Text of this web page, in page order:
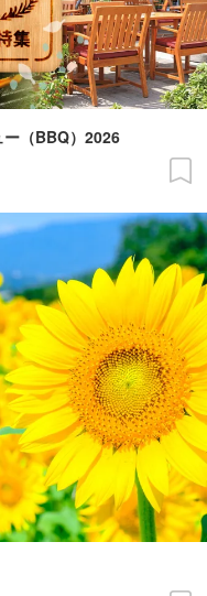
ー（BBQ）2026